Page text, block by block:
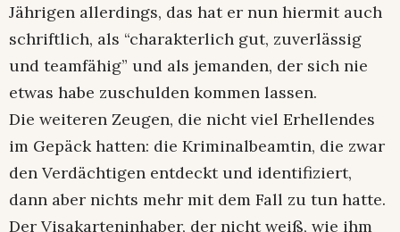
Jährigen allerdings, das hat er nun hiermit auch
schriftlich, als “charakterlich gut, zuverlässig
und teamfähig” und als jemanden, der sich nie
etwas habe zuschulden kommen lassen.
Die weiteren Zeugen, die nicht viel Erhellendes
im Gepäck hatten: die Kriminalbeamtin, die zwar
den Verdächtigen entdeckt und identifiziert,
dann aber nichts mehr mit dem Fall zu tun hatte.
Der Visakarteninhaber, der nicht weiß, wie ihm